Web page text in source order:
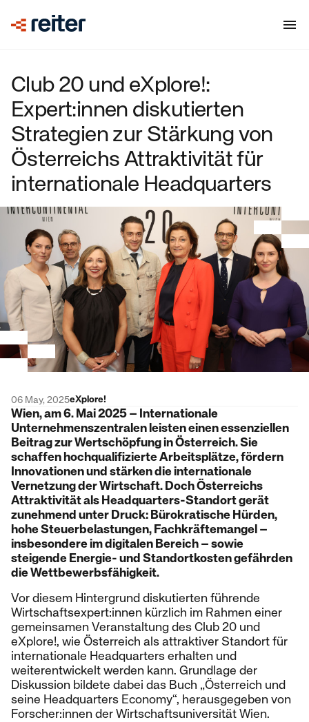
Club 20 und eXplore!:
Expert:innen diskutierten
Strategien zur Stärkung von
Österreichs Attraktivität für
internationale Headquarters
06 May, 2025eXplore!
Wien, am 6. Mai 2025 – Internationale
Unternehmenszentralen leisten einen essenziellen
Beitrag zur Wertschöpfung in Österreich. Sie
schaffen hochqualifizierte Arbeitsplätze, fördern
Innovationen und stärken die internationale
Vernetzung der Wirtschaft. Doch Österreichs
Attraktivität als Headquarters-Standort gerät
zunehmend unter Druck: Bürokratische Hürden,
hohe Steuerbelastungen, Fachkräftemangel –
insbesondere im digitalen Bereich – sowie
steigende Energie- und Standortkosten gefährden
die Wettbewerbsfähigkeit.
Vor diesem Hintergrund diskutierten führende
Wirtschaftsexpert:innen kürzlich im Rahmen einer
gemeinsamen Veranstaltung des Club 20 und
eXplore!, wie Österreich als attraktiver Standort für
internationale Headquarters erhalten und
weiterentwickelt werden kann. Grundlage der
Diskussion bildete dabei das Buch „Österreich und
seine Headquarters Economy“, herausgegeben von
Forscher:innen der Wirtschaftsuniversität Wien.